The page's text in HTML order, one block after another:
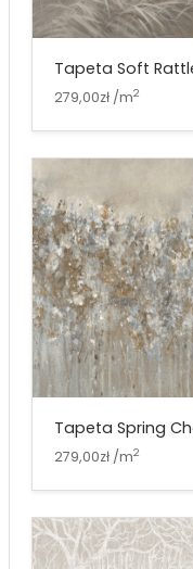
Tapeta Soft
279,00zł /m2
Tapeta Spring
279,00zł /m2